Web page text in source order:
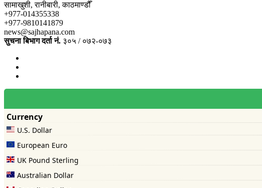
सामाखुशी, रानीबारी, काठमाण्डौँ
+977-014355338
+977-9810141879
news@sajhapana.com
सुचना बिभाग दर्ता नं. ३०५ / ०७२-०७३